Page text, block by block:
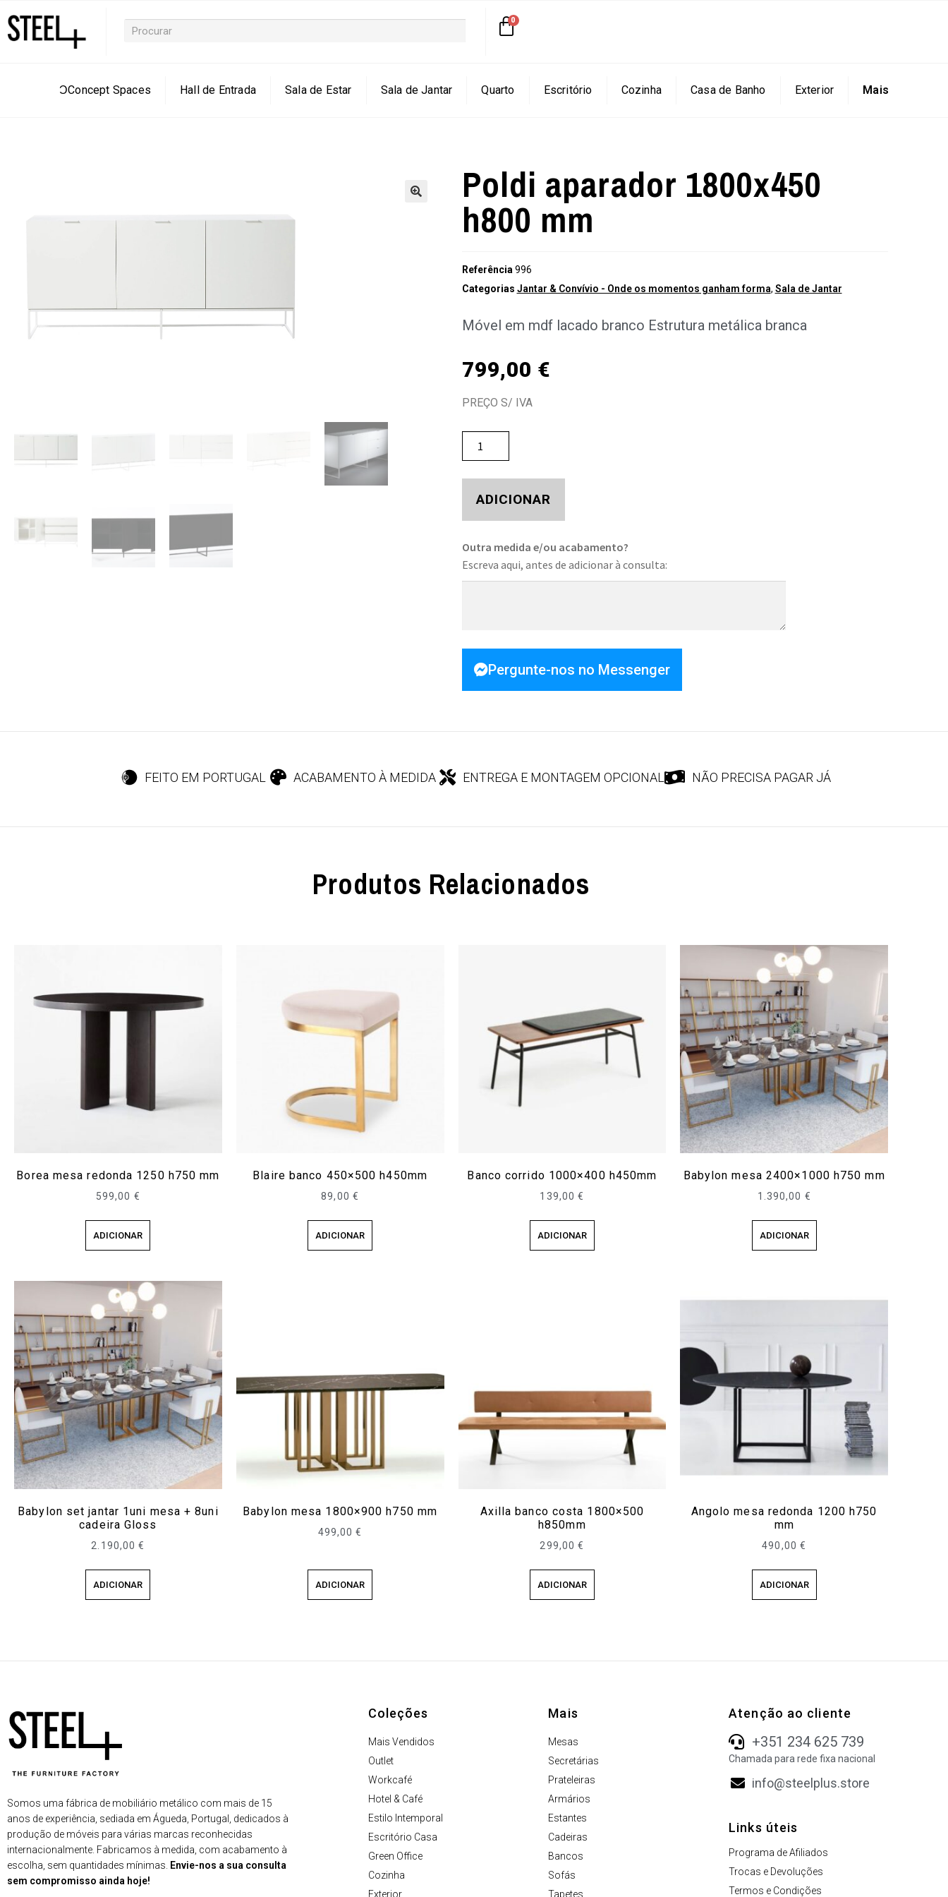
ƆConcept Spaces Hall de Entrada Sala de Estar Sala de Jantar Quarto Escritório Cozinha Casa de Banho Exterior Mais
Poldi aparador 1800x450
h800 mm
Referência996
Categorias Jantar & Convívio - Onde os momentos ganham forma, Sala de Jantar
Móvel em mdf lacado branco Estrutura metálica branca
799,00 €
PREÇO S/ IVA
ADICIONAR
Outra medida e/ou acabamento?
Escreva aqui, antes de adicionar à consulta:
Pergunte-nos no Messenger
FEITO EM PORTUGAL ACABAMENTO À MEDIDA ENTREGA E MONTAGEM OPCIONAL NÃO PRECISA PAGAR JÁ
Produtos Relacionados
Borea mesa redonda 1250 h750 mm
599,00 €
ADICIONAR
Blaire banco 450×500 h450mm
89,00 €
ADICIONAR
Banco corrido 1000×400 h450mm
139,00€
ADICIONAR
Babylon mesa 2400×1000 h750 mm
1.390,00 €
ADICIONAR
Babylon set jantar 1uni mesa + 8uni
cadeira Gloss
2.190,00€
ADICIONAR
Babylon mesa 1800×900 h750 mm
499,00€
ADICIONAR
Axilla banco costa 1800×500
h850mm
299,00€
ADICIONAR
Angolo mesa redonda 1200 h750
mm
490,00 €
ADICIONAR
Somos uma fábrica de mobiliário metálico com mais de 15
anos de experiência, sediada em Águeda, Portugal, dedicados à
produção de móveis para várias marcas reconhecidas
internacionalmente. Fabricamos à medida, com acabamento à
escolha, sem quantidades mínimas. Envie-nos a sua consulta
sem compromisso ainda hoje!
Coleções
Mais Vendidos
Outlet
Workcafé
Hotel & Café
Estilo Intemporal
Escritório Casa
Green Office
Cozinha
Exterior
Mais
Mesas
Secretárias
Prateleiras
Armários
Estantes
Cadeiras
Bancos
Sofás
Tapetes
Atenção ao cliente
+351 234 625 739
Chamada para rede fixa nacional
info@steelplus.store
Links úteis
Programa de Afiliados
Trocas e Devoluções
Termos e Condições